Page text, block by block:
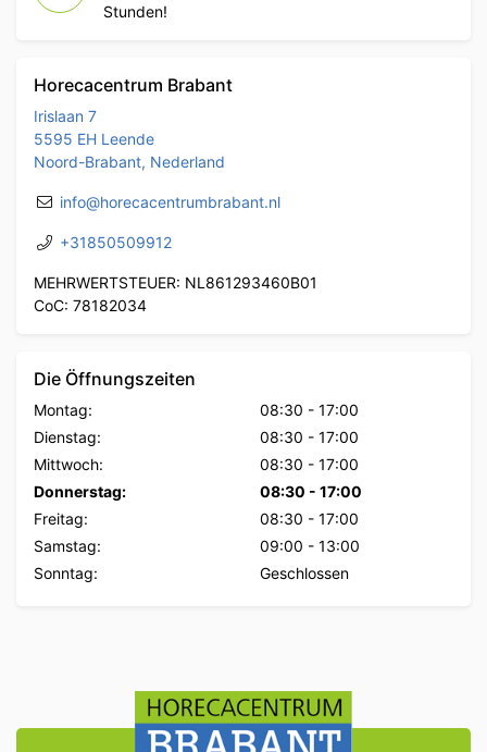
Stunden!
Horecacentrum Brabant
Irislaan 7
5595 EH Leende
Noord-Brabant, Nederland
info@horecacentrumbrabant.nl
+31850509912
MEHRWERTSTEUER: NL861293460B01
CoC: 78182034
Die Öffnungszeiten
Montag: 08:30 - 17:00
Dienstag:
08:30 - 17:00
Mittwoch:
08:30 - 17:00
Donnerstag:
08:30 - 17:00
Freitag:
08:30 - 17:00
Samstag:
09:00 - 13:00
Sonntag:
Geschlossen